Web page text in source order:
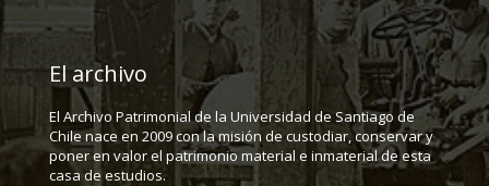
El archivo
El Archivo Patrimonial de la Universidad de Santiago de
Chile nace en 2009 con la misión de custodiar, conservar y
poner en valor el patrimonio material e inmaterial de esta
casa de estudios.